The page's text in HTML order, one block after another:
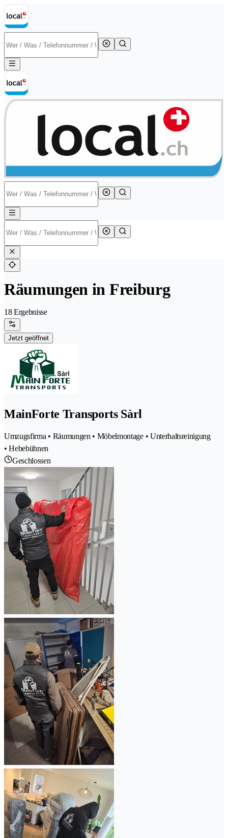
Räumungen in Freiburg
18 Ergebnisse
Jetzt geöffnet
MainForte Transports Sàrl
Umzugsfirma • Räumungen • Möbelmontage • Unterhaltsreinigung
• Hebebühnen
Geschlossen